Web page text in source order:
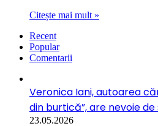
Citește mai mult »
Recent
Popular
Comentarii
Veronica Iani, autoarea
din burtică”, are nevoie de
23.05.2026